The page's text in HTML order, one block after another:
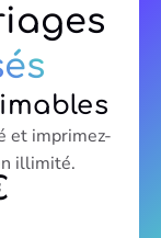
et imprimez-
illimité.